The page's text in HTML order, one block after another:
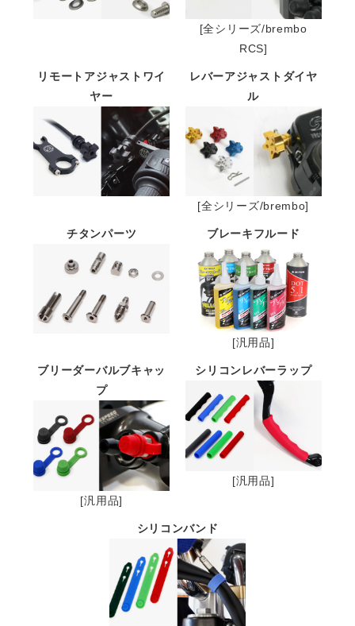
[全シリーズ/brembo
RCS]
リモートアジャストワイ
ヤー
レバーアジャストダイヤ
ル
[全シリーズ/brembo]
チタンパーツ ブレーキフルード
[汎用品]
ブリーダーバルブキャッ
プ
[汎用品]
シリコンレバーラップ
[汎用品]
シリコンバンド